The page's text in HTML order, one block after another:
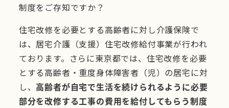
制度をご存知ですか？
住宅改修を必要とする高齢者に対し介護保険で
は、居宅介護（支援）住宅改修給付事業が行われ
ております。さらに東京都では、住宅改修を必要
とする高齢者・重度身体障害者（児）の居宅に対
し、 高齢者が自宅で生活を続けられるように必要
部分を改修する工事の費用を給付してもらう制度